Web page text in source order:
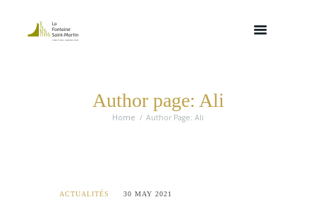
Author page: Ali
Home Author Page: Ali
ACTUALITÉS 30 MAY 2021